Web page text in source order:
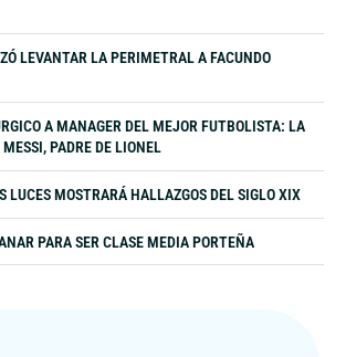
LEVANTAR LA PERIMETRAL A FACUNDO
A MANAGER DEL MEJOR FUTBOLISTA: LA
PADRE DE LIONEL
LUCES MOSTRARÁ HALLAZGOS DEL SIGLO XIX
PARA SER CLASE MEDIA PORTEÑA